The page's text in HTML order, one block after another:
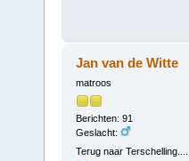
Jan van de Witte
matroos
Berichten: 91
Geslacht:
Terug naar Terschelling......